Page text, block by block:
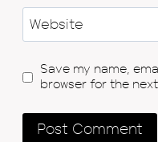
Website
Save my name,
browser for the